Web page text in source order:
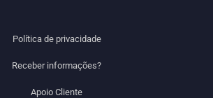
Política de privacidade
Receber informações?
Apoio Cliente